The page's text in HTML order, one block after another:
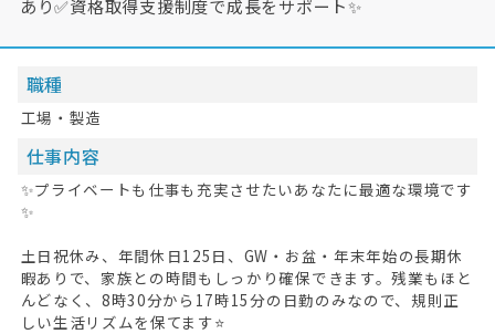
あり✅資格取得支援制度で成長をサポート✨
職種
工場・製造
仕事内容
✨プライベートも仕事も充実させたいあなたに最適な環境です
✨
土日祝休み、年間休日125日、GW・お盆・年末年始の長期休
暇ありで、家族との時間もしっかり確保できます。残業もほと
んどなく、8時30分から17時15分の日勤のみなので、規則正
しい生活リズムを保てます⭐